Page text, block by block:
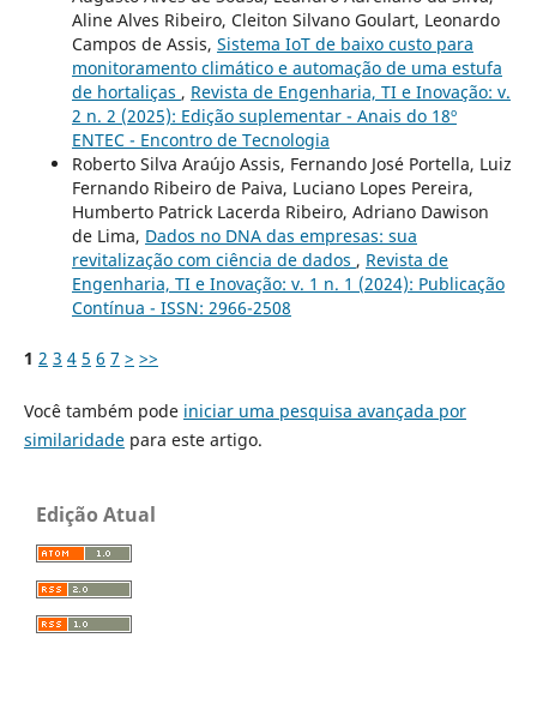
Aline Alves Ribeiro, Cleiton Silvano Goulart, Leonardo
Campos de Assis, Sistema IoT de baixo custo para
monitoramento climático e automação de uma estufa
de hortaliças , Revista de Engenharia, TI e Inovação: v.
2 n. 2 (2025): Edição suplementar - Anais do 18º
ENTEC - Encontro de Tecnologia
Roberto Silva Araújo Assis, Fernando José Portella, Luiz
Fernando Ribeiro de Paiva, Luciano Lopes Pereira,
Humberto Patrick Lacerda Ribeiro, Adriano Dawison
de Lima, Dados no DNA das empresas: sua
revitalização com ciência de dados , Revista de
Engenharia, TI e Inovação: v. 1 n. 1 (2024): Publicação
Contínua - ISSN: 2966-2508
1 2 3 4 5 6 7 > >>
Você também pode iniciar uma pesquisa avançada por
similaridadepara este artigo.
Edição Atual